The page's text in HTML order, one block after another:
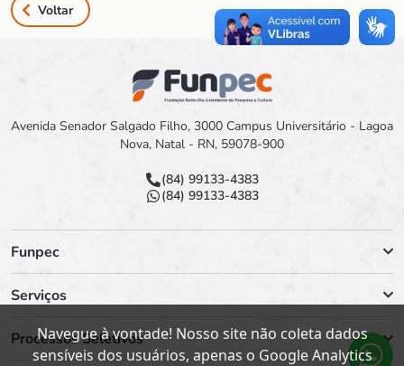
Voltar
Avenida Senador Salgado Filho, 3000 Campus Universitário - Lagoa
Nova, Natal - RN, 59078-900
(84) 99133-4383
(84) 99133-4383
Funpec
Serviços
Processos Seletivos
Navegue à vontade! Nosso site não coleta dados
sensíveis dos usuários, apenas o Google Analytics